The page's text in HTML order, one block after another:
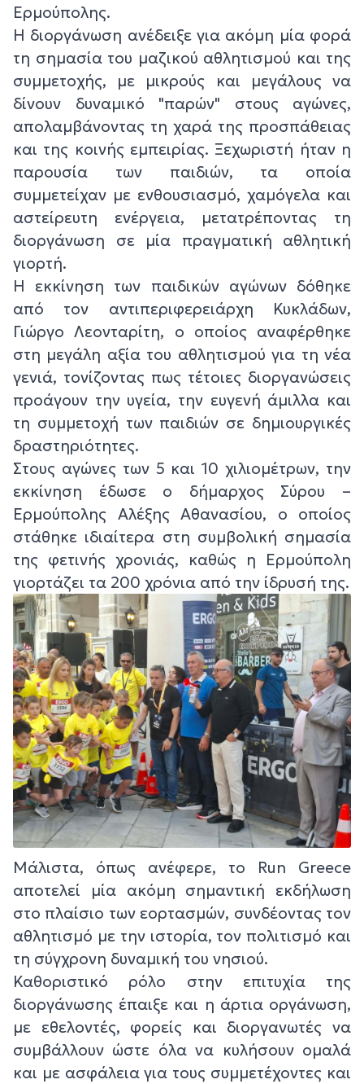
Ερμούπολης.
Η διοργάνωση ανέδειξε για ακόμη μία φορά
τη σημασία του μαζικού αθλητισμού και της
συμμετοχής, με μικρούς και μεγάλους να
δίνουν δυναμικό "παρών" στους αγώνες,
απολαμβάνοντας τη χαρά της προσπάθειας
και της κοινής εμπειρίας. Ξεχωριστή ήταν η
παρουσία των παιδιών, τα οποία
συμμετείχαν με ενθουσιασμό, χαμόγελα και
αστείρευτη ενέργεια, μετατρέποντας τη
διοργάνωση σε μία πραγματική αθλητική
γιορτή.
Η εκκίνηση των παιδικών αγώνων δόθηκε
από τον αντιπεριφερειάρχη Κυκλάδων,
Γιώργο Λεονταρίτη, ο οποίος αναφέρθηκε
στη μεγάλη αξία του αθλητισμού για τη νέα
γενιά, τονίζοντας πως τέτοιες διοργανώσεις
προάγουν την υγεία, την ευγενή άμιλλα και
τη συμμετοχή των παιδιών σε δημιουργικές
δραστηριότητες.
Στους αγώνες των 5 και 10 χιλιομέτρων, την
εκκίνηση έδωσε ο δήμαρχος Σύρου –
Ερμούπολης Αλέξης Αθανασίου, ο οποίος
στάθηκε ιδιαίτερα στη συμβολική σημασία
της φετινής χρονιάς, καθώς η Ερμούπολη
γιορτάζει τα 200 χρόνια από την ίδρυσή της.
Μάλιστα, όπως ανέφερε, το Run Greece
αποτελεί μία ακόμη σημαντική εκδήλωση
στο πλαίσιο των εορτασμών, συνδέοντας τον
αθλητισμό με την ιστορία, τον πολιτισμό και
τη σύγχρονη δυναμική του νησιού.
Καθοριστικό ρόλο στην επιτυχία της
διοργάνωσης έπαιξε και η άρτια οργάνωση,
με εθελοντές, φορείς και διοργανωτές να
συμβάλλουν ώστε όλα να κυλήσουν ομαλά
και με ασφάλεια για τους συμμετέχοντες και